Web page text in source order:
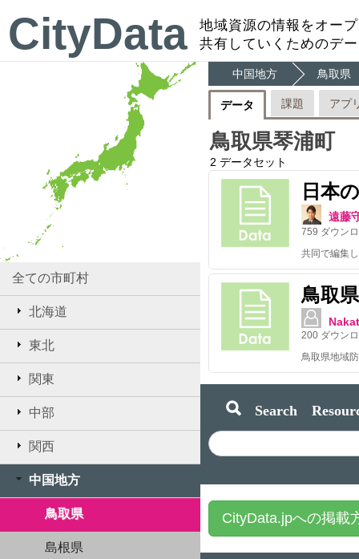
CityData
地域資源の情報をオー
共有していくためのデ
全ての市町村
北海道
東北
関東
中部
関西
中国地方
鳥取県
島根県
中国地方 鳥取県
データ 課題 アプ
鳥取県琴浦町
2 データセット
日本
遠藤
759 ダウン
共同で編集
鳥取
200 ダウン
Search
CityData.jpへの掲載